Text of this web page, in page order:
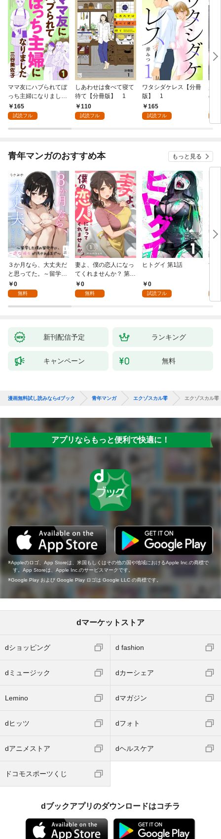
ママ友にハブられてぼ
っち主婦になりました
【分冊版】 1
165
試読フル
しあわせは食べて寝て
待て【分冊版】 1
110
試読フル
ワタシダケレス【分冊
版】 1
165
試読フル
の
青年マンガのおすすめ本 もっと見る
３か月なら、大丈夫だ
と思ってた。～留学し
た僕の留守中に、一途
な彼女が汚されるまで
0
無料
妻よ、僕の恋人になっ
てくれませんか？ 第1
話0
無料
ヒトグイ 第1話
0
試読フル
世
新刊配信予定 ランキング
キャンペーン 無料
漫画無料試し読みならdブック 青年マンガ エクゾスカル零 エクゾスカル
アプリならもっと便利で快適に！
Appleのロゴ、App Storeは、米国もしくはその他の国や地域におけるApple Inc.の商標で
す。App Storeは、Apple Inc.のサービスマークです。
Google Play および Google Play ロゴは Google LLC の商標です。
dマーケットストア
dショッピング d fashion
dミュージック dカーシェア
Lemino dマガジン
dヒッツ dフォト
dアニメストア dヘルスケア
ドコモスポーツくじ
dブックアプリのダウンロードはコチラ